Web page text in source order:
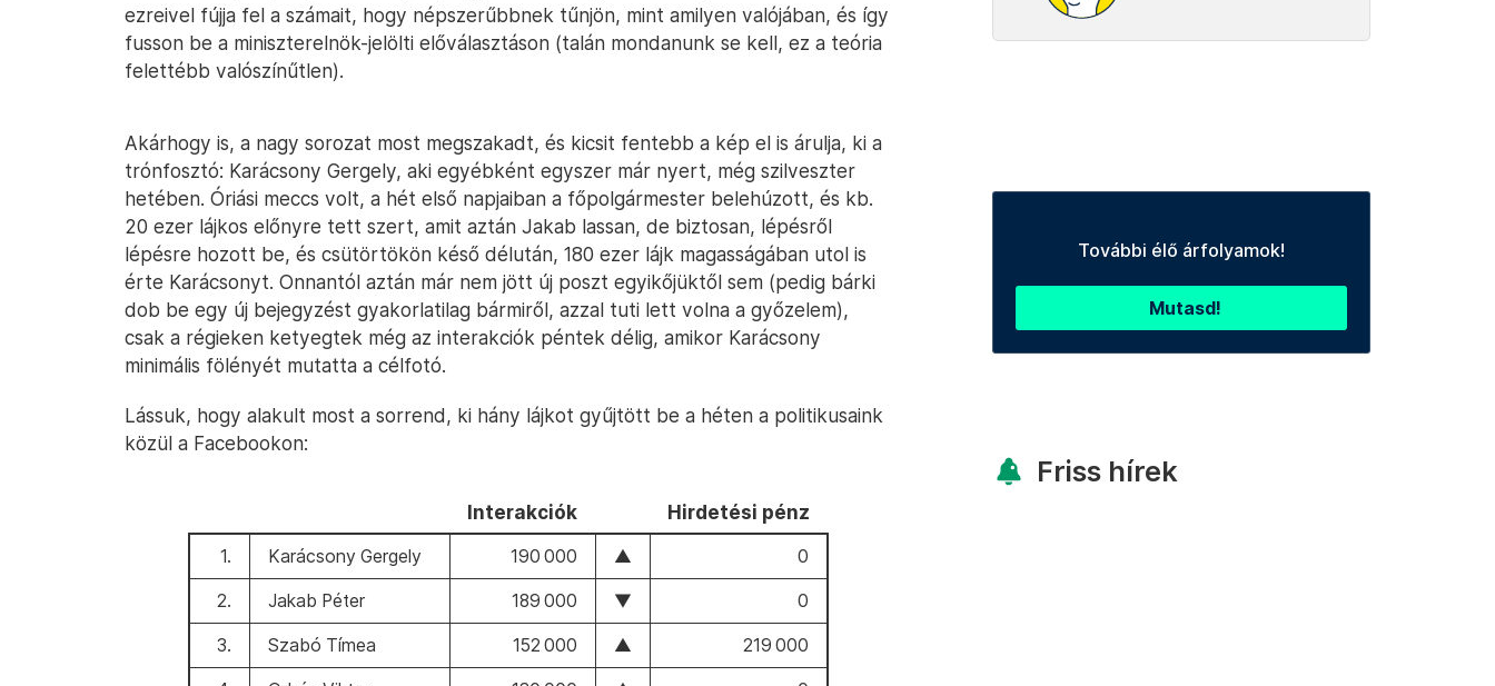
ezreivel fújja fel a számait, hogy népszerűbbnek tűnjön, mint amilyen valójában, és így
fusson be a miniszterelnök-jelölti előválasztáson (talán mondanunk se kell, ez a teória
felettébb valószínűtlen).
Akárhogy is, a nagy sorozat most megszakadt, és kicsit fentebb a kép el is árulja, ki a
trónfosztó: Karácsony Gergely, aki egyébként egyszer már nyert, még szilveszter
hetében. Óriási meccs volt, a hét első napjaiban a főpolgármester belehúzott, és kb.
20 ezer lájkos előnyre tett szert, amit aztán Jakab lassan, de biztosan, lépésről
lépésre hozott be, és csütörtökön késő délután, 180 ezer lájk magasságában utol is
érte Karácsonyt. Onnantól aztán már nem jött új poszt egyikőjüktől sem (pedig bárki
dob be egy új bejegyzést gyakorlatilag bármiről, azzal tuti lett volna a győzelem),
csak a régieken ketyegtek még az interakciók péntek délig, amikor Karácsony
minimális fölényét mutatta a célfotó.
Lássuk, hogy alakult most a sorrend, ki hány lájkot gyűjtött be a héten a politikusaink
közül a Facebookon:
interakciók hirdetési pénz
1. Karácsony Gergely 190 000 ▲ 0
2. Jakab Péter 189 000 ▼ 0
3. Szabó Tímea 152 000 ▲ 219 000
További élő árfolyamok!
Mutasd!
Friss hírek